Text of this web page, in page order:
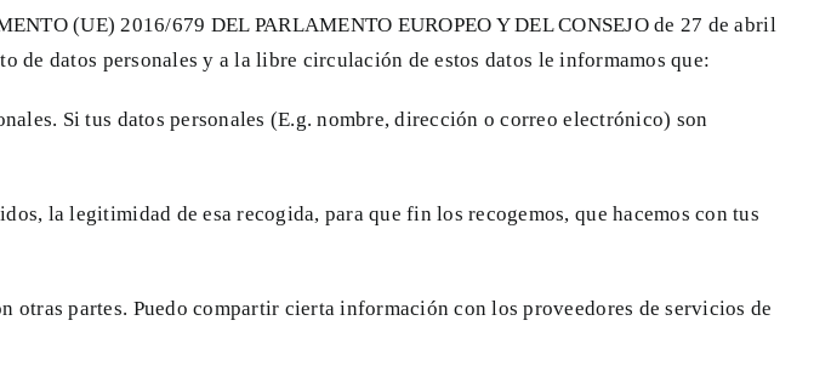
(UE) 2016/679 DEL PARLAMENTO EUROPEO Y DEL CONSEJO de 27 de abril
de datos personales y a la libre circulación de estos datos le informamos que:
Si tus datos personales (E.g. nombre, dirección o correo electrónico) son
la legitimidad de esa recogida, para que fin los recogemos, que hacemos con tus
partes. Puedo compartir cierta información con los proveedores de servicios de